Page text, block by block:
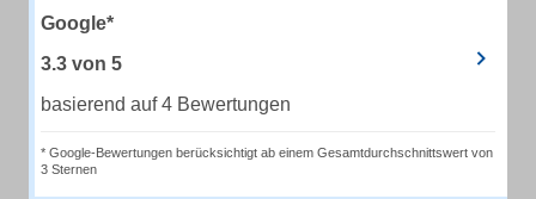
Google*
3.3 von 5
basierend auf 4 Bewertungen
* Google-Bewertungen berücksichtigt ab einem Gesamtdurchschnittswert von
3 Sternen